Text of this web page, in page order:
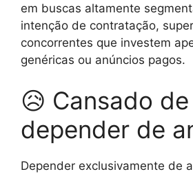
em buscas altamente
intenção de contratação,
concorrentes que investem
genéricas ou anúncios pagos.
😥 Cansado de
depender de
Depender exclusivamente de